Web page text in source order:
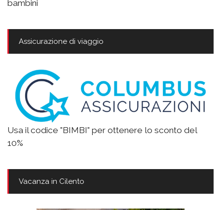
bambini
Assicurazione di viaggio
Usa il codice "BIMBI" per ottenere lo sconto del
10%
Vacanza in Cilento